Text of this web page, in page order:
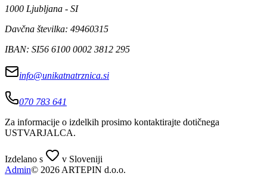
1000 Ljubljana - SI
Davčna številka: 49460315
IBAN: SI56 6100 0002 3812 295
info@unikatnatrznica.si
070 783 641
Za informacije o izdelkih prosimo kontaktirajte dotičnega
USTVARJALCA.
Izdelano s
v Sloveniji
Admin© 2026 ARTEPIN d.o.o.